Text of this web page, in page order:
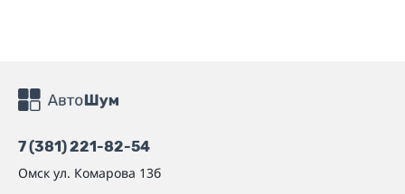
7 (381) 221-82-54
Омск ул. Комарова 13б